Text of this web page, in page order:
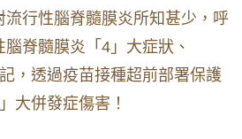
流行性腦脊髓膜炎所知甚少，呼
脊髓膜炎「4」大症狀、
，透過疫苗接種超前部署保護
大併發症傷害！